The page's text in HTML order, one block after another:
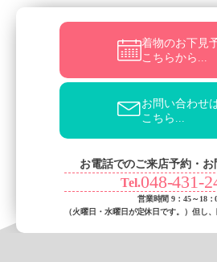
着物のお下見
こちらから...
お問い合わせ
こちら...
お電話でのご来店予約・
Tel.048-431-
営業時間 9：45～18：
（火曜日・水曜日が定休日です。） 但し、